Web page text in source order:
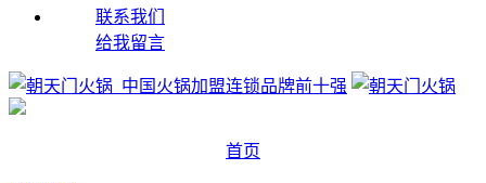
联系我们
给我留言
首页